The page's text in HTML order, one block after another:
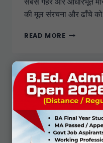
की मूल संरचना और ढाँचे
READ MORE
ELECTION AND
Structural
By Political Studies